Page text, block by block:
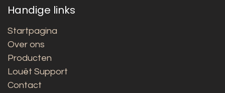
Handige links
Startpagina
Over ons
Producten
Louët Support
Contact